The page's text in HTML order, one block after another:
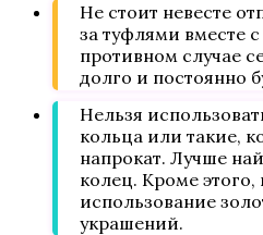
Не стоит невесте
за туфлями вместе
противном случае
долго и постоянно
Нельзя
кольца или такие,
напрокат. Лучше
колец. Кроме этого,
использование
украшений.